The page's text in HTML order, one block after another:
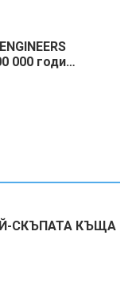
000 годи…
СКЪПАТА КЪЩА